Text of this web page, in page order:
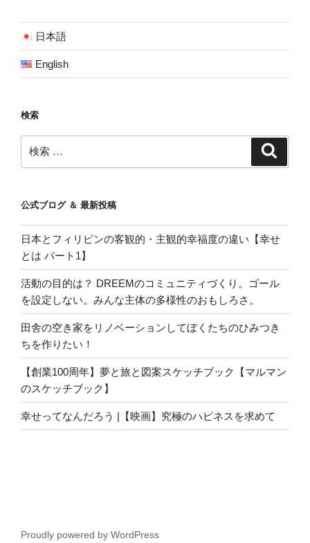
日本語
English
検索
索:
公式ブログ ＆ 最新投稿
日本とフィリピンの客観的・主観的幸福度の違い【幸せ
とは パート1】
活動の目的は？ DREEMのコミュニティづくり。ゴール
を設定しない。みんな主体の多様性のおもしろさ。
田舎の空き家をリノベーションしてぼくたちのひみつき
ちを作りたい！
【創業100周年】夢と旅と図案スケッチブック【マルマン
のスケッチブック】
幸せってなんだろう |【映画】究極のハピネスを求めて
Proudly powered by WordPress